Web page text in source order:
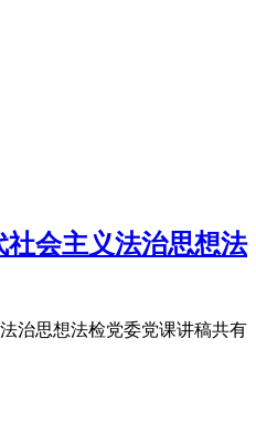
会主义法治思想法
治思想法检党委党课讲稿共有